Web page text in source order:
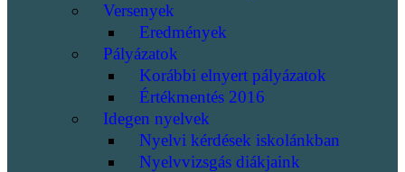
Versenyek
Eredmények
Pályázatok
Korábbi elnyert pályázatok
Értékmentés 2016
Idegen nyelvek
Nyelvi kérdések iskolánkban
Nyelvvizsgás diákjaink